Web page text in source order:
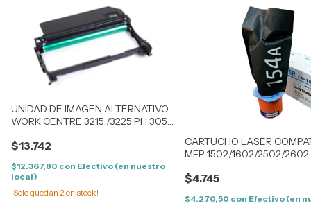
UNIDAD DE IMAGEN ALTERNATIVO
WORK CENTRE 3215 /3225 PH 3052
$13.742
$12.367,80 con Efectivo (en nuestro
local)
¡Solo quedan 2en stock!
CARTUCHO LASER
MFP 1502/1602/2502/2602
$4.745
$4.270,50 con Efectivo (en